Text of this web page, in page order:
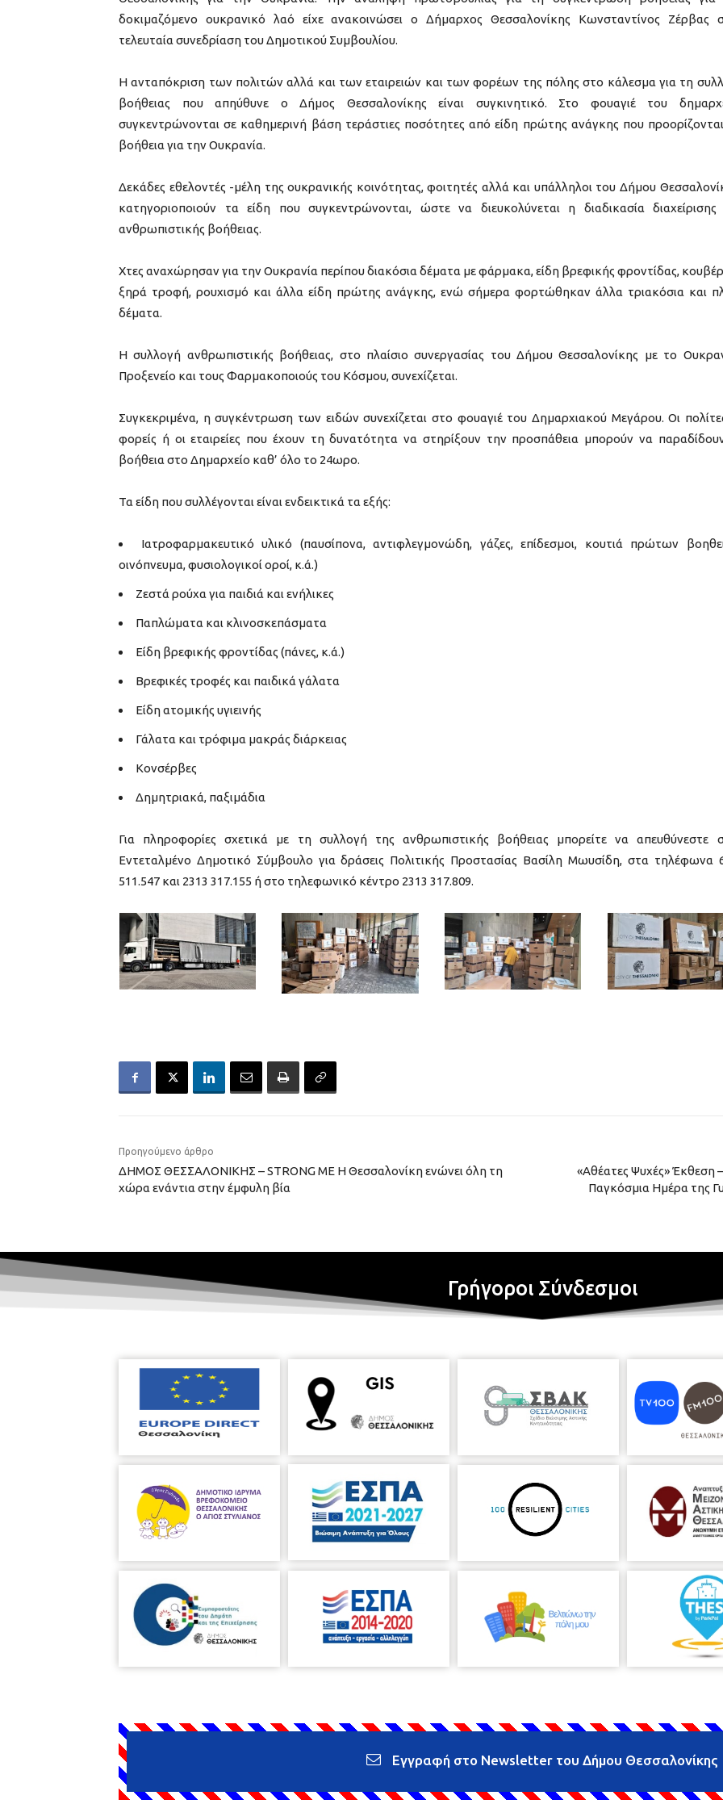
δοκιμαζόμενο ουκρανικό λαό είχε ανακοινώσει ο Δήμαρχος Θεσσαλονίκης Κωνσταντίνος Ζέρβας
τελευταία συνεδρίαση του Δημοτικού Συμβουλίου.
Η ανταπόκριση των πολιτών αλλά και των εταιρειών και των φορέων της πόλης στο κάλεσμα για τη
βοήθειας που απηύθυνε ο Δήμος Θεσσαλονίκης είναι συγκινητικό. Στο φουαγιέ του
συγκεντρώνονται σε καθημερινή βάση τεράστιες ποσότητες από είδη πρώτης ανάγκης που
βοήθεια για την Ουκρανία.
Δεκάδες εθελοντές -μέλη της ουκρανικής κοινότητας, φοιτητές αλλά και υπάλληλοι του Δήμου
κατηγοριοποιούν τα είδη που συγκεντρώνονται, ώστε να διευκολύνεται η διαδικασία διαχείρισης
ανθρωπιστικής βοήθειας.
Χτες αναχώρησαν για την Ουκρανία περίπου διακόσια δέματα με φάρμακα, είδη βρεφικής φροντίδας,
ξηρά τροφή, ρουχισμό και άλλα είδη πρώτης ανάγκης, ενώ σήμερα φορτώθηκαν άλλα τριακόσια και
δέματα.
Η συλλογή ανθρωπιστικής βοήθειας, στο πλαίσιο συνεργασίας του Δήμου Θεσσαλονίκης με το
Προξενείο και τους Φαρμακοποιούς του Κόσμου, συνεχίζεται.
Συγκεκριμένα, η συγκέντρωση των ειδών συνεχίζεται στο φουαγιέ του Δημαρχιακού Μεγάρου. Οι
φορείς ή οι εταιρείες που έχουν τη δυνατότητα να στηρίξουν την προσπάθεια μπορούν να
βοήθεια στο Δημαρχείο καθ’ όλο το 24ωρο.
Τα είδη που συλλέγονται είναι ενδεικτικά τα εξής:
Ιατροφαρμακευτικό υλικό (παυσίπονα, αντιφλεγμονώδη, γάζες, επίδεσμοι, κουτιά πρώτων
οινόπνευμα, φυσιολογικοί οροί, κ.ά.)
Ζεστά ρούχα για παιδιά και ενήλικες
Παπλώματα και κλινοσκεπάσματα
Είδη βρεφικής φροντίδας (πάνες, κ.ά.)
Βρεφικές τροφές και παιδικά γάλατα
Είδη ατομικής υγιεινής
Γάλατα και τρόφιμα μακράς διάρκειας
Κονσέρβες
Δημητριακά, παξιμάδια
Για πληροφορίες σχετικά με τη συλλογή της ανθρωπιστικής βοήθειας μπορείτε να απευθύνεστε
Εντεταλμένο Δημοτικό Σύμβουλο για δράσεις Πολιτικής Προστασίας Βασίλη Μωυσίδη, στα τηλέφωνα
511.547 και 2313 317.155 ή στο τηλεφωνικό κέντρο 2313 317.809.
Προηγούμενο άρθρο
ΔΗΜΟΣ ΘΕΣΣΑΛΟΝΙΚΗΣ – STRONG ME Η Θεσσαλονίκη ενώνει όλη τη
χώρα ενάντια στην έμφυλη βία
«Αθέατες Ψυχές» Έκθεση
Παγκόσμια Ημέρα της
Γρήγοροι Σύνδεσμοι
Εγγραφή στο Newsletter του Δήμου Θεσσαλονίκης